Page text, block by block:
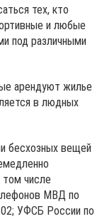
тех, кто
и любые
под различными
арендуют жилье
в людных
бесхозных вещей
том числе
МВД по
УФСБ России по